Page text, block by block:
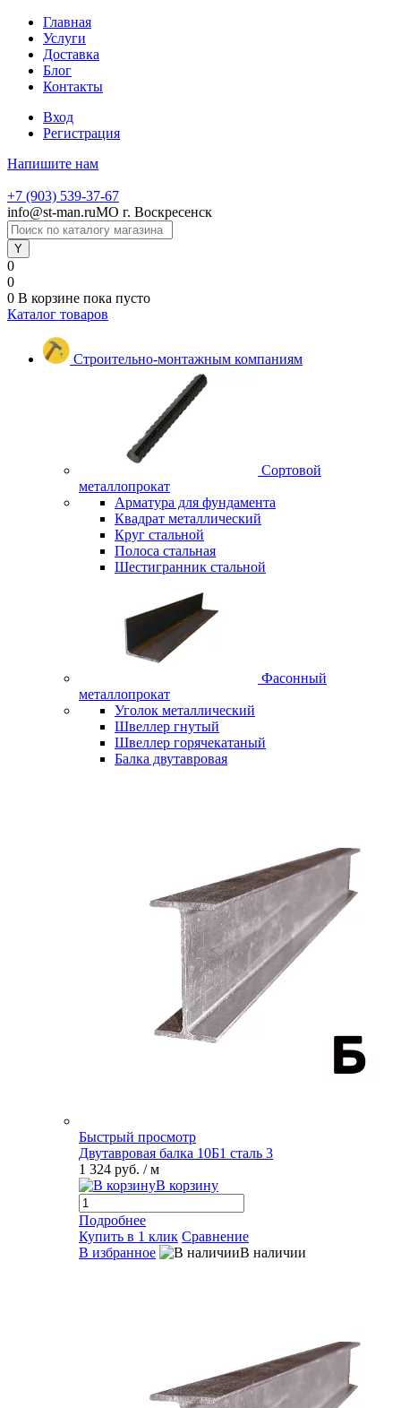
Главная
Услуги
Доставка
Блог
Контакты
Вход
Регистрация
Напишите нам
+7 (903) 539-37-67
info@st-man.ruМО г. Воскресенск
0
0
0 В корзине пока пусто
Каталог товаров
Строительно-монтажным компаниям
Сортовой
металлопрокат
Арматура для фундамента
Квадрат металлический
Круг стальной
Полоса стальная
Шестигранник стальной
Фасонный
металлопрокат
Уголок металлический
Швеллер гнутый
Швеллер горячекатаный
Балка двутавровая
Быстрый просмотр
Двутавровая балка 10Б1 сталь 3
1 324 руб. / м
В корзину
Подробнее
Купить в 1 клик Сравнение
В избранное
В наличии